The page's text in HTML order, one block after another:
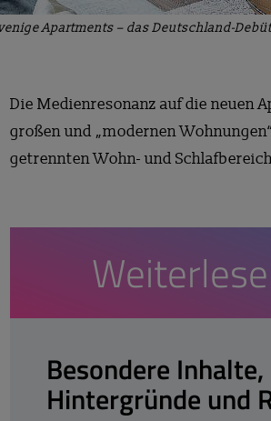
Apartments – das Deutschland-
Die Medienresonanz auf die neuen
großen und „modernen
getrennten Wohn- und
Besondere Inhalte,
Hintergründe und